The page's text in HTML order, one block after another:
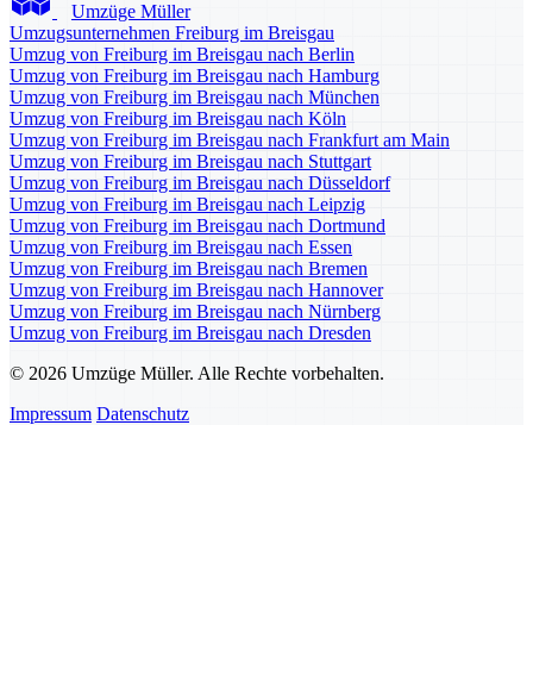
Umzüge Müller
Umzugsunternehmen Freiburg im Breisgau
Umzug von Freiburg im Breisgau nach Berlin
Umzug von Freiburg im Breisgau nach Hamburg
Umzug von Freiburg im Breisgau nach München
Umzug von Freiburg im Breisgau nach Köln
Umzug von Freiburg im Breisgau nach Frankfurt am Main
Umzug von Freiburg im Breisgau nach Stuttgart
Umzug von Freiburg im Breisgau nach Düsseldorf
Umzug von Freiburg im Breisgau nach Leipzig
Umzug von Freiburg im Breisgau nach Dortmund
Umzug von Freiburg im Breisgau nach Essen
Umzug von Freiburg im Breisgau nach Bremen
Umzug von Freiburg im Breisgau nach Hannover
Umzug von Freiburg im Breisgau nach Nürnberg
Umzug von Freiburg im Breisgau nach Dresden
© 2026 Umzüge Müller. Alle Rechte vorbehalten.
Impressum Datenschutz